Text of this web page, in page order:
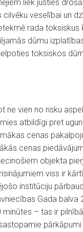
liek justies
veselībai un
rada
dūmu
toksiskos
ne vien no risku
atbildīgi pret
cenas
cenas
objekta
viss ir
institūciju
Gada
– tas ir